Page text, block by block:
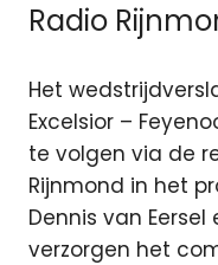
Radio
Het
Excelsior –
te volgen via de
Rijnmond in het
Dennis van Eersel
verzorgen het